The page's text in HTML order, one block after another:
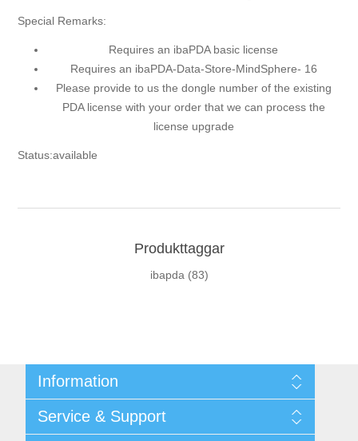
Special Remarks:
Requires an ibaPDA basic license
Requires an ibaPDA-Data-Store-MindSphere- 16
Please provide to us the dongle number of the existing
PDA license with your order that we can process the
license upgrade
Status:available
Produkttaggar
ibapda (83)
Information
Integritetspolicy
Service & Support